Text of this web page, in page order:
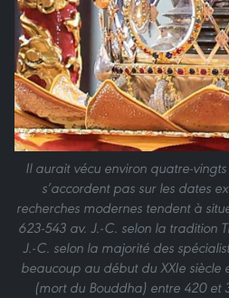
Il aurait vécu environ quatre-
s’accordent pas sur les dates
recherches modernes tendent à
623-543 av. J.-C. selon la tradition
J.-C. selon la majorité des
beaucoup au début du XXIe
(mort du Bouddha) entre 420 et